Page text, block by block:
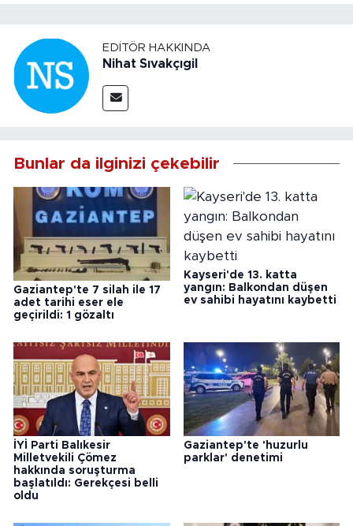
EDITÖR HAKKINDA
Nihat Sıvakçıgil
Bunlar da ilginizi çekebilir
Gaziantep'te 7 silah ile 17
adet tarihi eser ele
geçirildi: 1 gözaltı
Kayseri'de 13. katta
yangın: Balkondan düşen
ev sahibi hayatını kaybetti
İYİ Parti Balıkesir
Milletvekili Çömez
hakkında soruşturma
başlatıldı: Gerekçesi belli
oldu
Gaziantep'te 'huzurlu
parklar' denetimi